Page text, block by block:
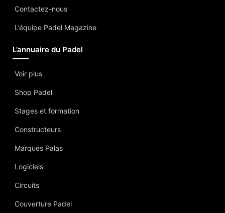
Contactez-nous
L’équipe Padel Magazine
L’annuaire du Padel
Voir plus
Shop Padel
Stages et formation
Constructeurs
Marques Palas
Logiciels
Circuits
Couverture Padel